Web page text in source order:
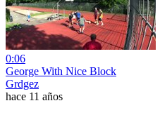
0:06
George With Nice Block
Grdgez
hace 11 años